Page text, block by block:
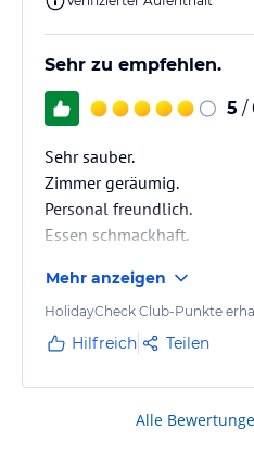
Sehr zu empfehlen.
5 /
Sehr sauber.
Zimmer geräumig.
Personal freundlich.
Essen schmackhaft.
ereicht werden.
Mehr anzeigen
HolidayCheck Club-Punkte
Hilfreich Teilen
Alle